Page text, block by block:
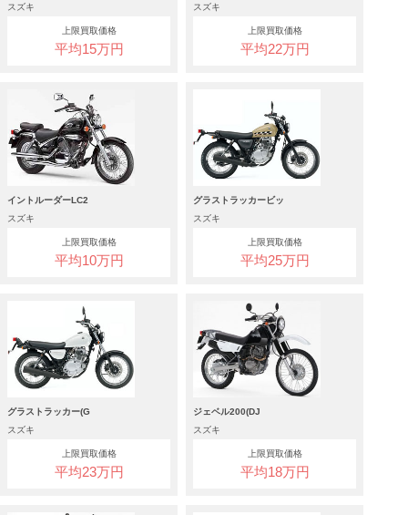
スズキ
上限買取価格
平均15万円
スズキ
上限買取価格
平均22万円
イントルーダーLC2
スズキ
上限買取価格
平均10万円
グラストラッカービッ
スズキ
上限買取価格
平均25万円
グラストラッカー(G
スズキ
上限買取価格
平均23万円
ジェベル200(DJ
スズキ
上限買取価格
平均18万円